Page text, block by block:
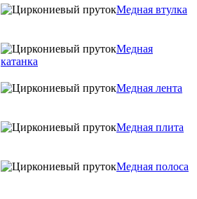
Медная втулка
Медная
катанка
Медная лента
Медная плита
Медная полоса